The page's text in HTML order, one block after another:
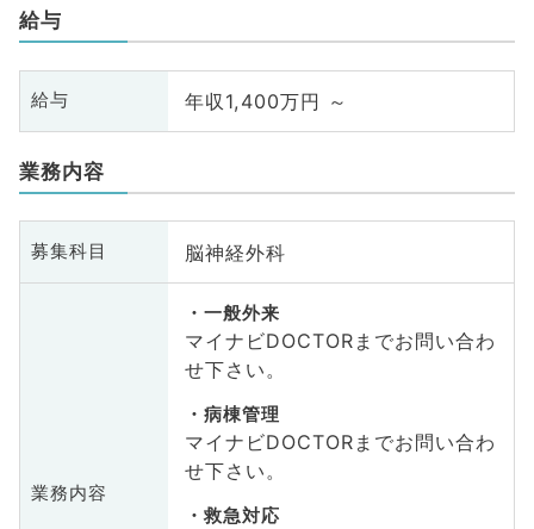
給与
給与 年収1,400万円 ～
業務内容
募集科目 脳神経外科
業務内容
一般外来
マイナビDOCTORまでお問い合わ
せ下さい。
病棟管理
マイナビDOCTORまでお問い合わ
せ下さい。
救急対応